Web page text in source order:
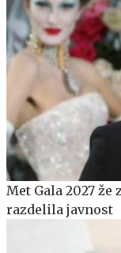
Met Gala 2027
razdelila javnost